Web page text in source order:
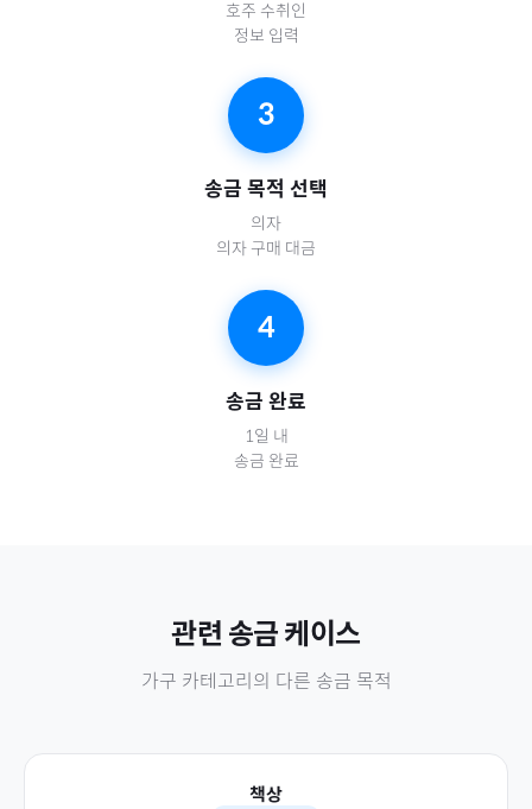
호주 수취인
정보 입력
3
송금 목적 선택
의자
의자 구매 대금
4
송금 완료
1일 내
송금 완료
관련 송금 케이스
가구 카테고리의 다른 송금 목적
책상